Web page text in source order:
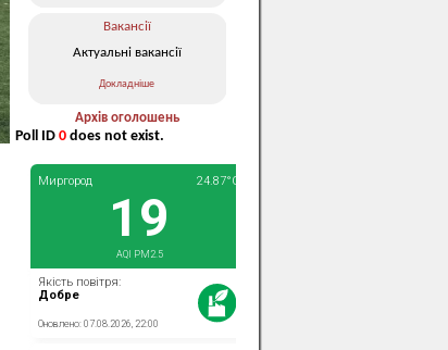
Вакансії
Актуальні вакансії
Докладніше
Архів оголошень
Poll ID 0 does not exist.